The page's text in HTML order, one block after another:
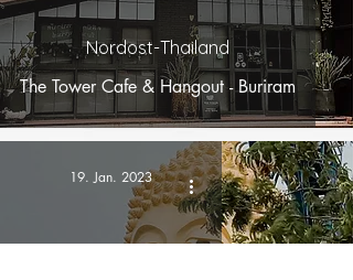
The Tower Cafe & Hangout - Buriram
Nordost-Thailand
19. Jan. 2023